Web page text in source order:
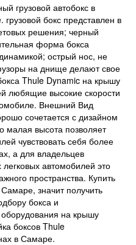
грузовой автобокс в
грузовой бокс представлен в
решения; черный
форма бокса
острый нос, не
на днище делают свое
Thule Dynamic на крышу
любящие высокие скорости
Внешний Вид
сочетается с дизайном
малая высота позволяет
чувствовать себя более
а для владельцев
автомобилей это
пространства. Купить
значит получить
бокса и
на крышу
боксов Thule
в Самаре.